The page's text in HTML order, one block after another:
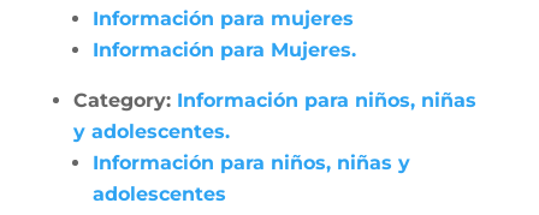
Información para mujeres
Información para Mujeres.
Category: Información para niños, niñas
y adolescentes.
Información para niños, niñas y
adolescentes